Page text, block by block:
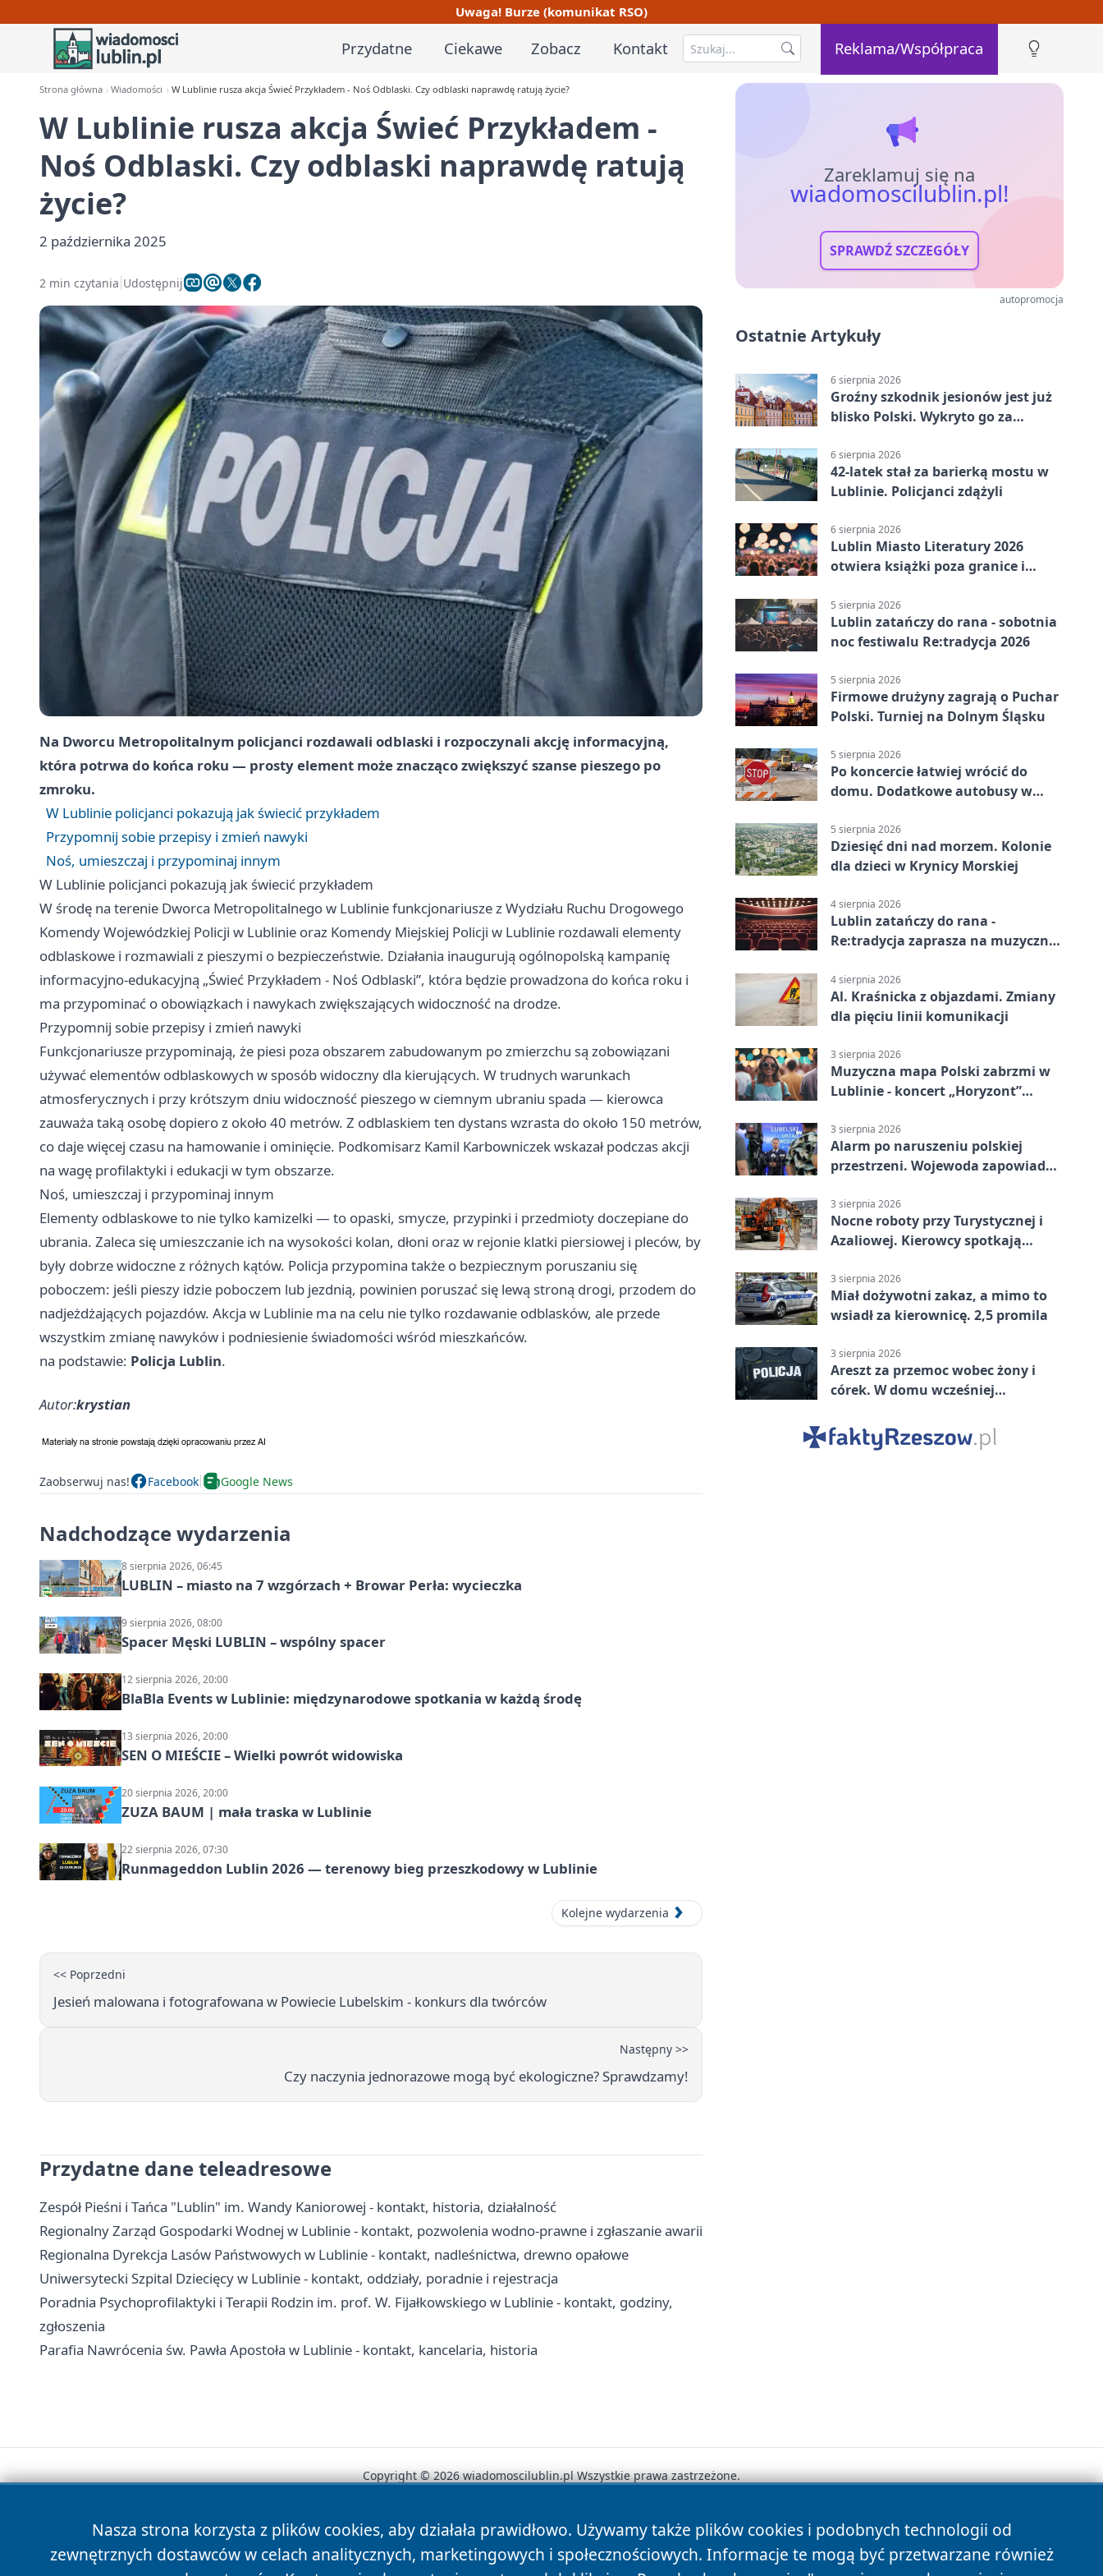
Uwaga! Burze (komunikat RSO)
Przydatne Ciekawe Zobacz Kontakt Reklama/Współpraca
Strona główna Wiadomości W Lublinie rusza akcja Świeć Przykładem - Noś Odblaski. Czy odblaski naprawdę ratują życie?
W Lublinie rusza akcja Świeć Przykładem -
Noś Odblaski. Czy odblaski naprawdę ratują
życie?
2 października 2025
2 min czytania Udostępnij
Na Dworcu Metropolitalnym policjanci rozdawali odblaski i rozpoczynali akcję informacyjną,
która potrwa do końca roku — prosty element może znacząco zwiększyć szanse pieszego po
zmroku.
W Lublinie policjanci pokazują jak świecić przykładem
Przypomnij sobie przepisy i zmień nawyki
Noś, umieszczaj i przypominaj innym
W Lublinie policjanci pokazują jak świecić przykładem
W środę na terenie Dworca Metropolitalnego w Lublinie funkcjonariusze z Wydziału Ruchu Drogowego
Komendy Wojewódzkiej Policji w Lublinie oraz Komendy Miejskiej Policji w Lublinie rozdawali elementy
odblaskowe i rozmawiali z pieszymi o bezpieczeństwie. Działania inaugurują ogólnopolską kampanię
informacyjno‑edukacyjną „Świeć Przykładem - Noś Odblaski”, która będzie prowadzona do końca roku i
ma przypominać o obowiązkach i nawykach zwiększających widoczność na drodze.
Przypomnij sobie przepisy i zmień nawyki
Funkcjonariusze przypominają, że piesi poza obszarem zabudowanym po zmierzchu są zobowiązani
używać elementów odblaskowych w sposób widoczny dla kierujących. W trudnych warunkach
atmosferycznych i przy krótszym dniu widoczność pieszego w ciemnym ubraniu spada — kierowca
zauważa taką osobę dopiero z około 40 metrów. Z odblaskiem ten dystans wzrasta do około 150 metrów,
co daje więcej czasu na hamowanie i ominięcie. Podkomisarz Kamil Karbowniczek wskazał podczas akcji
na wagę profilaktyki i edukacji w tym obszarze.
Noś, umieszczaj i przypominaj innym
Elementy odblaskowe to nie tylko kamizelki — to opaski, smycze, przypinki i przedmioty doczepiane do
ubrania. Zaleca się umieszczanie ich na wysokości kolan, dłoni oraz w rejonie klatki piersiowej i pleców, by
były dobrze widoczne z różnych kątów. Policja przypomina także o bezpiecznym poruszaniu się
poboczem: jeśli pieszy idzie poboczem lub jezdnią, powinien poruszać się lewą stroną drogi, przodem do
nadjeżdżających pojazdów. Akcja w Lublinie ma na celu nie tylko rozdawanie odblasków, ale przede
wszystkim zmianę nawyków i podniesienie świadomości wśród mieszkańców.
na podstawie: Policja Lublin.
Autor:krystian
Zaobserwuj nas! Facebook Google News
Nadchodzące wydarzenia
8 sierpnia 2026, 06:45
LUBLIN – miasto na 7 wzgórzach + Browar Perła: wycieczka
9 sierpnia 2026, 08:00
Spacer Męski LUBLIN – wspólny spacer
12 sierpnia 2026, 20:00
BlaBla Events w Lublinie: międzynarodowe spotkania w każdą środę
13 sierpnia 2026, 20:00
SEN O MIEŚCIE – Wielki powrót widowiska
20 sierpnia 2026, 20:00
ZUZA BAUM | mała traska w Lublinie
22 sierpnia 2026, 07:30
Runmageddon Lublin 2026 — terenowy bieg przeszkodowy w Lublinie
Kolejne wydarzenia
<< Poprzedni
Jesień malowana i fotografowana w Powiecie Lubelskim - konkurs dla twórców
Następny >>
Czy naczynia jednorazowe mogą być ekologiczne? Sprawdzamy!
Przydatne dane teleadresowe
Zespół Pieśni i Tańca "Lublin" im. Wandy Kaniorowej - kontakt, historia, działalność
Regionalny Zarząd Gospodarki Wodnej w Lublinie - kontakt, pozwolenia wodno-prawne i zgłaszanie awarii
Regionalna Dyrekcja Lasów Państwowych w Lublinie - kontakt, nadleśnictwa, drewno opałowe
Uniwersytecki Szpital Dziecięcy w Lublinie - kontakt, oddziały, poradnie i rejestracja
Poradnia Psychoprofilaktyki i Terapii Rodzin im. prof. W. Fijałkowskiego w Lublinie - kontakt, godziny,
zgłoszenia
Parafia Nawrócenia św. Pawła Apostoła w Lublinie - kontakt, kancelaria, historia
Zareklamuj się na
wiadomoscilublin.pl!
SPRAWDŹ SZCZEGÓŁY
autopromocja
Ostatnie Artykuły
6 sierpnia 2026
Groźny szkodnik jesionów jest już
blisko Polski. Wykryto go za
6 sierpnia 2026
42-latek stał za barierką mostu w
Lublinie. Policjanci zdążyli
6 sierpnia 2026
Lublin Miasto Literatury 2026
otwiera książki poza granice i
5 sierpnia 2026
Lublin zatańczy do rana - sobotnia
noc festiwalu Re:tradycja 2026
5 sierpnia 2026
Firmowe drużyny zagrają o Puchar
Polski. Turniej na Dolnym Śląsku
5 sierpnia 2026
Po koncercie łatwiej wrócić do
domu. Dodatkowe autobusy w
5 sierpnia 2026
Dziesięć dni nad morzem. Kolonie
dla dzieci w Krynicy Morskiej
4 sierpnia 2026
Lublin zatańczy do rana -
Re:tradycja zaprasza na muzyczną
4 sierpnia 2026
Al. Kraśnicka z objazdami. Zmiany
dla pięciu linii komunikacji
3 sierpnia 2026
Muzyczna mapa Polski zabrzmi w
Lublinie - koncert „Horyzont”
3 sierpnia 2026
Alarm po naruszeniu polskiej
przestrzeni. Wojewoda zapowiada
3 sierpnia 2026
Nocne roboty przy Turystycznej i
Azaliowej. Kierowcy spotkają
3 sierpnia 2026
Miał dożywotni zakaz, a mimo to
wsiadł za kierownicę. 2,5 promila
3 sierpnia 2026
Areszt za przemoc wobec żony i
córek. W domu wcześniej
Nasza strona korzysta z plików cookies, aby działała prawidłowo. Używamy także plików cookies i podobnych technologii od
zewnętrznych dostawców w celach analitycznych, marketingowych i społecznościowych. Informacje te mogą być przetwarzane również
Copyright © 2026 wiadomoscilublin.pl Wszystkie prawa zastrzeżone.
News Autorzy Polityka Prywatności Polityka Cookies